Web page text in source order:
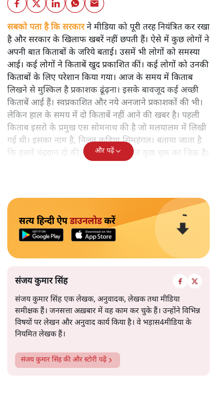
सबको पता है कि सरकारने मीडिया को पूरी तरह नियंत्रित कर रखा
है और सरकार के खिलाफ खबरें नहीं छपती हैं। ऐसे में कुछ लोगों ने
अपनी बात किताबों के जरिये बताई। उसमें भी लोगों को समस्या
आई। कई लोगों ने किताबें खुद प्रकाशित कीं। कई लोगों को उनकी
किताबों के लिए परेशान किया गया। आज के समय में किताब
लिखने से मुश्किल है प्रकाशक ढूंढ़ना। इसके बावजूद कई अच्छी
किताबें आई हैं। स्वप्रकाशित और नये अनजाने प्रकाशकों की भी।
लेकिन हाल के समय में दो किताबें नहीं आने की खबर है। पहली
किताब इसरो के प्रमुख एस सोमनाथ की है जो मलयालम में लिखी
गई थी। इसका नाम है, निलवु कुडिचा सिमहंगल। बताया जाता है
कि इसमें चंद्रयान दो की नाकामी से संबंधित कुछ चूक का जिक्र है।
और पढ़ें
सत्य हिन्दी ऐपडाउनलोडकरें
संजय कुमार सिंह
संजय कुमार सिंह एक लेखक, अनुवादक, लेखक तथा मीडिया
समीक्षक हैं। जनसत्ता अख़बार में वह काम कर चुके हैं। उन्होंने विभिन्न
विषयों पर लेखन और अनुवाद कार्य किया है। वे भड़ास4मीडिया के
नियमित लेखक हैं।
संजय कुमार सिंहकी और स्टोरी पढ़ें